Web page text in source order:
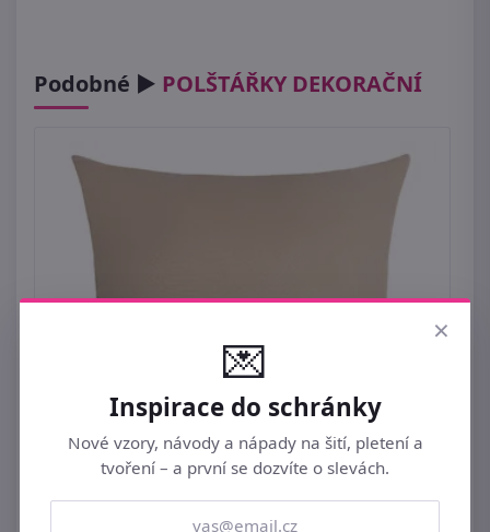
Podobné ► POLŠTÁŘKY DEKORAČNÍ
×
💌
Inspirace do schránky
Nové vzory, návody a nápady na šití, pletení a
tvoření – a první se dozvíte o slevách.